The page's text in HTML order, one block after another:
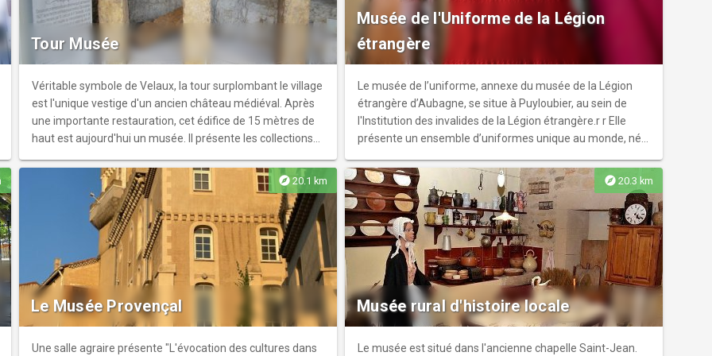
Tour Musée
Véritable symbole de Velaux, la tour surplombant le village
est l'unique vestige d'un ancien château médiéval. Après
une importante restauration, cet édifice de 15 mètres de
haut est aujourd'hui un musée. Il présente les collections
Moyen Âge et celles du site paléontologique Velaux-La
Bastide Neuve.r Le rez-de-chaussée est consacré à la
paléontologie avec, entre autres, les fossiles de trois
dinosaures et d’un reptile volant inédits, un crâne de
crocodile exceptionnel et les pinces de crabes d’eau douce
les plus anciennes du monde. Plusieurs salles sont
dédiées au site gaulois de Roquepertuse et à la cité
paléochrétienne de Sainte Propice.r Deux terrasses
panoramiques donnent aux visiteurs une vue
exceptionnelle sur la ville et l'Etang-de-Berre.
Musée de l'Uniforme de la Légion
étrangère
Le musée de l’uniforme, annexe du musée de la Légion
étrangère d’Aubagne, se situe à Puyloubier, au sein de
l'Institution des invalides de la Légion étrangère.r r Elle
présente un ensemble d’uniformes unique au monde, née
Raymond Guyader. Les caves du château de Puyloubier,
puis le premier étage, sont alors utilisées pour accueillir
cette collection. On y trouve, aujourd’hui, les tenues et
accessoires des légionnaires, de 1831 à la guerre
d’Algérie.r r Comme le musée d’Aubagne, l’annexe de
Puyloubier rappelle aux légionnaires leur histoire, et
présente au grand public l'identité de la Légion étrangère.r
r Avant ou après la visite du musée, vous avez la
possibilité de déjeuner sur place au restaurant du domaine
du capitaine Danjou (réservation obligatoire) et poursuivre
votre escapade en passant par la boutique souvenir du
explore 20.1 km
Le Musée Provençal
Une salle agraire présente "L'évocation des cultures dans
explore 20.3 km
Musée rural d'histoire locale
Le musée est situé dans l'ancienne chapelle Saint-Jean.